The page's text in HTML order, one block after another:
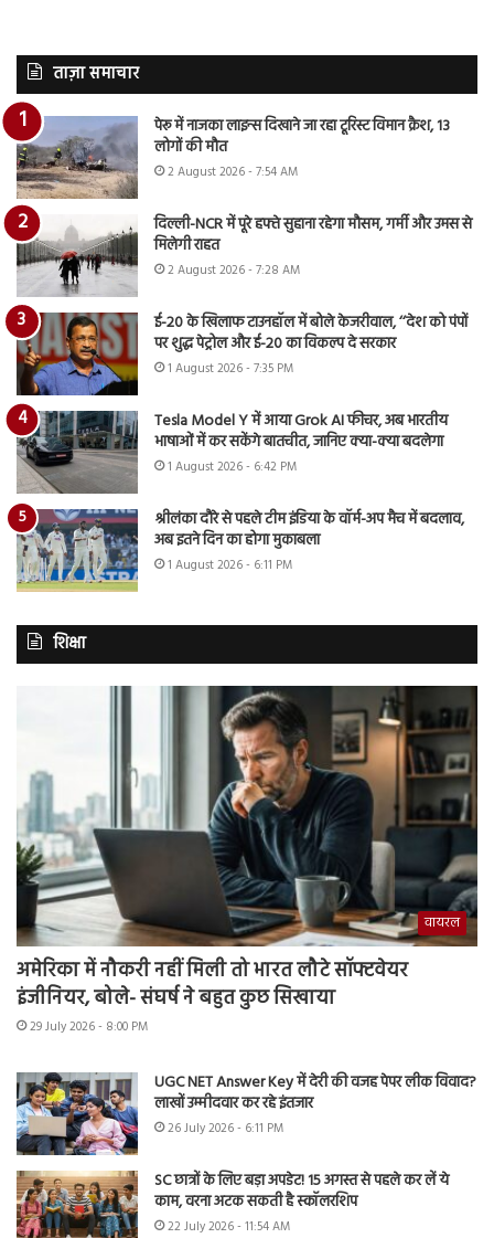
ताज़ा समाचार
पेरू में नाजका लाइन्स दिखाने जा रहा टूरिस्ट विमान क्रैश, 13
लोगों की मौत
2 August 2026 - 7:54 AM
दिल्ली-NCR में पूरे हफ्ते सुहाना रहेगा मौसम, गर्मी और उमस से
मिलेगी राहत
2 August 2026 - 7:28 AM
ई-20 के खिलाफ टाउनहॉल में बोले केजरीवाल, ‘‘देश को पंपों
पर शुद्ध पेट्रोल और ई-20 का विकल्प दे सरकार
1 August 2026 - 7:35 PM
Tesla Model Y में आया Grok AI फीचर, अब भारतीय
भाषाओं में कर सकेंगे बातचीत, जानिए क्या-क्या बदलेगा
1 August 2026 - 6:42 PM
श्रीलंका दौरे से पहले टीम इंडिया के वॉर्म-अप मैच में बदलाव,
अब इतने दिन का होगा मुकाबला
1 August 2026 - 6:11 PM
शिक्षा
वायरल
अमेरिका में नौकरी नहीं मिली तो भारत लौटे सॉफ्टवेयर
इंजीनियर, बोले- संघर्ष ने बहुत कुछ सिखाया
29 July 2026 - 8:00 PM
UGC NET Answer Key में देरी की वजह पेपर लीक विवाद?
लाखों उम्मीदवार कर रहे इंतजार
26 July 2026 - 6:11 PM
SC छात्रों के लिए बड़ा अपडेट! 15 अगस्त से पहले कर लें ये
काम, वरना अटक सकती है स्कॉलरशिप
22 July 2026 - 11:54 AM